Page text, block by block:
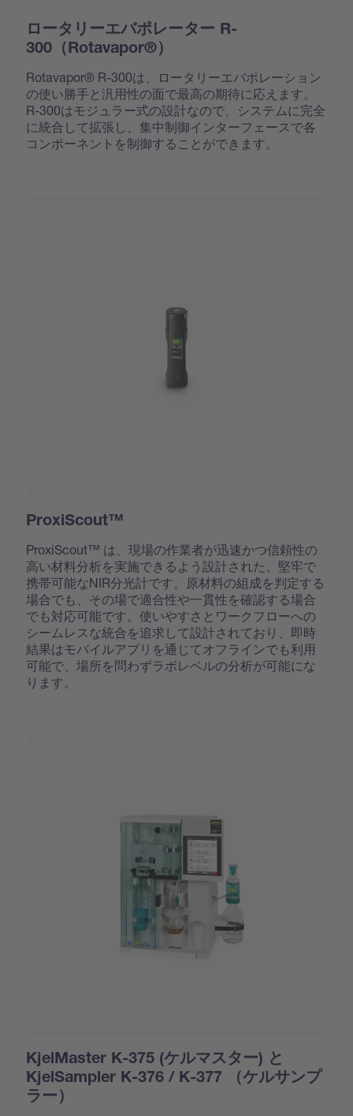
ロータリーエバポレーター R-
300（Rotavapor®）
Rotavapor® R-300は、ロータリーエバポレーション
の使い勝手と汎用性の面で最高の期待に応えます。
R-300はモジュラー式の設計なので、システムに完全
に統合して拡張し、集中制御インターフェースで各
コンポーネントを制御することができます。
ProxiScout™
ProxiScout™ は、現場の作業者が迅速かつ信頼性の
高い材料分析を実施できるよう設計された、堅牢で
携帯可能なNIR分光計です。原材料の組成を判定する
場合でも、その場で適合性や一貫性を確認する場合
でも対応可能です。使いやすさとワークフローへの
シームレスな統合を追求して設計されており、即時
結果はモバイルアプリを通じてオフラインでも利用
可能で、場所を問わずラボレベルの分析が可能にな
ります。
KjelMaster K-375 (ケルマスター) と
KjelSampler K-376 / K-377 （ケルサンプ
ラー）